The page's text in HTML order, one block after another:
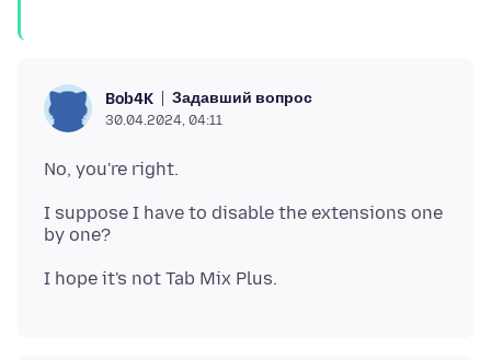
Bob4K Задавший вопрос
30.04.2024, 04:11
I suppose I have to disable the extensions one